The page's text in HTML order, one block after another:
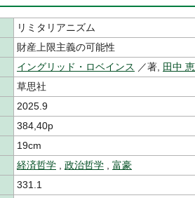
リミタリアニズム
財産上限主義の可能性
イングリッド・ロベインス ／著,
田中
草思社
2025.9
384,40p
19cm
経済哲学 政治哲学
富豪
331.1